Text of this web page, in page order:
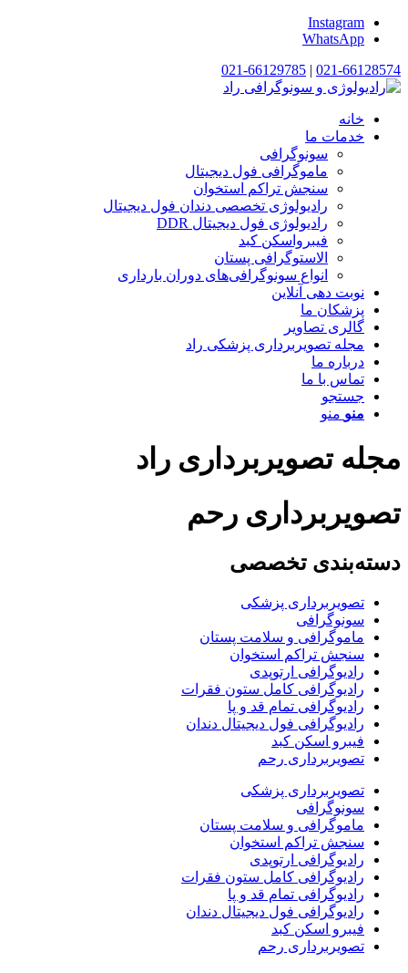
Instagram
WhatsApp
021-66128574
|
021-66129785
خانه
خدمات ما
سونوگرافی
ماموگرافی فول دیجیتال
سنجش تراکم استخوان
رادیولوژی تخصصی دندان فول دیجیتال
رادیولوژی فول دیجیتال DDR
فیبرواسکن کبد
الاستوگرافی پستان
انواع سونوگرافی‌های دوران بارداری
نوبت دهی آنلاین
پزشکان ما
گالری تصاویر
مجله تصویربرداری پزشکی راد
درباره ما
تماس با ما
جستجو
منو منو
مجله تصویربرداری راد
تصویربرداری رحم
دسته‌بندی تخصصی
تصویربرداری پزشکی
سونوگرافی
ماموگرافی و سلامت پستان
سنجش تراکم استخوان
رادیوگرافی ارتوپدی
رادیوگرافی کامل ستون فقرات
رادیوگرافی تمام قد و پا
رادیوگرافی فول دیجیتال دندان
فیبرو اسکن کبد
تصویربرداری رحم
تصویربرداری پزشکی
سونوگرافی
ماموگرافی و سلامت پستان
سنجش تراکم استخوان
رادیوگرافی ارتوپدی
رادیوگرافی کامل ستون فقرات
رادیوگرافی تمام قد و پا
رادیوگرافی فول دیجیتال دندان
فیبرو اسکن کبد
تصویربرداری رحم